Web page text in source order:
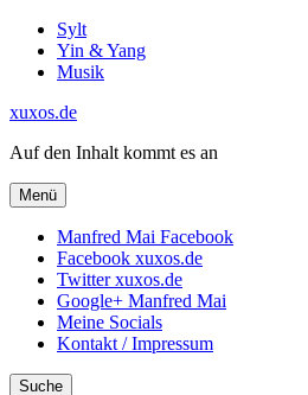
Sylt
Yin & Yang
Musik
xuxos.de
Auf den Inhalt kommt es an
Menü
Manfred Mai Facebook
Facebook xuxos.de
Twitter xuxos.de
Google+ Manfred Mai
Meine Socials
Kontakt / Impressum
Suche